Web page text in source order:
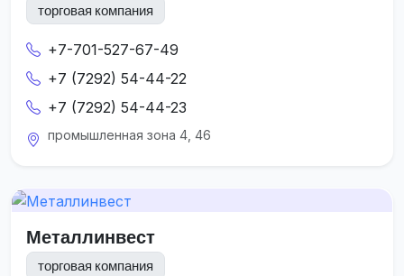
торговая компания
+7-701-527-67-49
+7 (7292) 54-44-22
+7 (7292) 54-44-23
промышленная зона 4, 46
Металлинвест
торговая компания